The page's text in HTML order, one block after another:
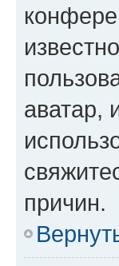
аватар,
причин.